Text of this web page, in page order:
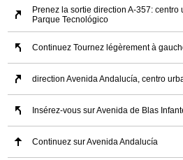
Prenez la sortie direction A-357: centro
Parque Tecnológico
Continuez Tournez légèrement à
direction Avenida Andalucía, centro
Insérez-vous sur Avenida de Blas
Continuez sur Avenida Andalucía